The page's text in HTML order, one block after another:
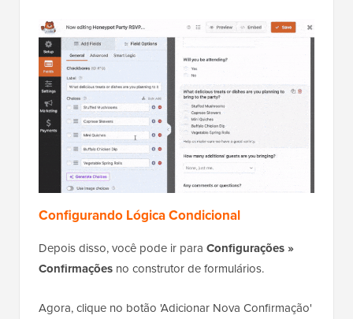
Configurando Lógica Condicional
Depois disso, você pode ir para Configurações »
Confirmações no construtor de formulários.
Agora, clique no botão 'Adicionar Nova Confirmação'